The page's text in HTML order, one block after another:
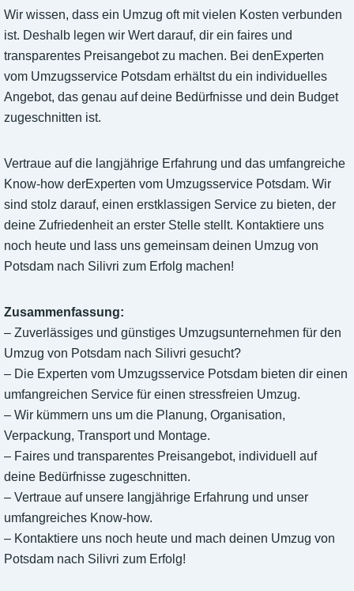
Wir wissen, dass ein Umzug oft mit vielen Kosten verbunden
ist. Deshalb legen wir Wert darauf, dir ein faires und
transparentes Preisangebot zu machen. Bei denExperten
vom Umzugsservice Potsdam erhältst du ein individuelles
Angebot, das genau auf deine Bedürfnisse und dein Budget
zugeschnitten ist.
Vertraue auf die langjährige Erfahrung und das umfangreiche
Know-how derExperten vom Umzugsservice Potsdam. Wir
sind stolz darauf, einen erstklassigen Service zu bieten, der
deine Zufriedenheit an erster Stelle stellt. Kontaktiere uns
noch heute und lass uns gemeinsam deinen Umzug von
Potsdam nach Silivri zum Erfolg machen!
Zusammenfassung:
– Zuverlässiges und günstiges Umzugsunternehmen für den
Umzug von Potsdam nach Silivri gesucht?
– Die Experten vom Umzugsservice Potsdam bieten dir einen
umfangreichen Service für einen stressfreien Umzug.
– Wir kümmern uns um die Planung, Organisation,
Verpackung, Transport und Montage.
– Faires und transparentes Preisangebot, individuell auf
deine Bedürfnisse zugeschnitten.
– Vertraue auf unsere langjährige Erfahrung und unser
umfangreiches Know-how.
– Kontaktiere uns noch heute und mach deinen Umzug von
Potsdam nach Silivri zum Erfolg!